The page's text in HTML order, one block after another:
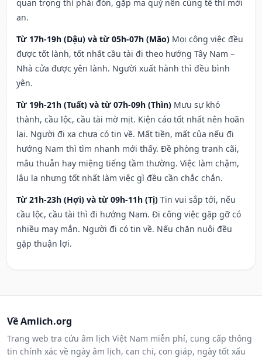
quan trọng thì phải đòn, gặp ma quỷ nên cúng tế thì mới
an.
Từ 17h-19h (Dậu) và từ 05h-07h (Mão) Mọi công việc đều
được tốt lành, tốt nhất cầu tài đi theo hướng Tây Nam –
Nhà cửa được yên lành. Người xuất hành thì đều bình
yên.
Từ 19h-21h (Tuất) và từ 07h-09h (Thìn) Mưu sự khó
thành, cầu lộc, cầu tài mờ mịt. Kiện cáo tốt nhất nên hoãn
lại. Người đi xa chưa có tin về. Mất tiền, mất của nếu đi
hướng Nam thì tìm nhanh mới thấy. Đề phòng tranh cãi,
mâu thuẫn hay miệng tiếng tầm thường. Việc làm chậm,
lâu la nhưng tốt nhất làm việc gì đều cần chắc chắn.
Từ 21h-23h (Hợi) và từ 09h-11h (Tị) Tin vui sắp tới, nếu
cầu lộc, cầu tài thì đi hướng Nam. Đi công việc gặp gỡ có
nhiều may mắn. Người đi có tin về. Nếu chăn nuôi đều
gặp thuận lợi.
Về Amlich.org
Trang web tra cứu âm lịch Việt Nam miễn phí, cung cấp thông
tin chính xác về ngày âm lịch, can chi, con giáp, ngày tốt xấu